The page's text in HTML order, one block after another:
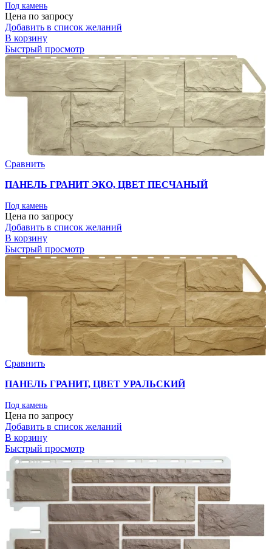
Под камень
Цена по запросу
Добавить в список желаний
В корзину
Быстрый просмотр
Сравнить
ПАНЕЛЬ ГРАНИТ ЭКО, ЦВЕТ ПЕСЧАНЫЙ
Под камень
Цена по запросу
Добавить в список желаний
В корзину
Быстрый просмотр
Сравнить
ПАНЕЛЬ ГРАНИТ, ЦВЕТ УРАЛЬСКИЙ
Под камень
Цена по запросу
Добавить в список желаний
В корзину
Быстрый просмотр